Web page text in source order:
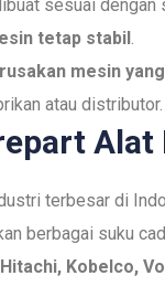
sesuai
tetap stabil.
mesin
atau distributor.
terbesar di
berbagai suku
Kobelco,